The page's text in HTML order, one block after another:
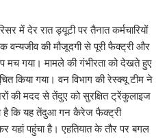
में देर रात ड्यूटी पर तैनात कर्मचारियों
की मौजूदगी से पूरी फैक्ट्री और
मच गया। मामले की गंभीरता को देखते हुए
किया गया। वन विभाग की रेस्क्यू टीम ने
की मदद से तेंदुए को सुरक्षित ट्रेंकुलाइज
है कि यह तेंदुआ गन कैरेज फैक्ट्री
पहुंचा है। एहतियात के तौर पर बगल